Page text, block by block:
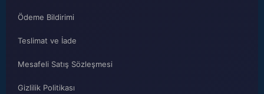
Ödeme Bildirimi
Teslimat ve İade
Mesafeli Satış Sözleşmesi
Gizlilik Politikası